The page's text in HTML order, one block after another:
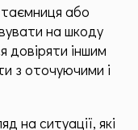
або
на шкоду
довіряти іншим
з оточуючими і
на ситуації, які